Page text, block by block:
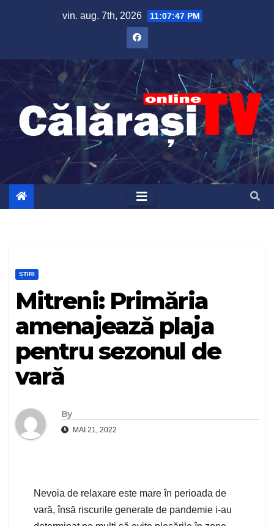
vin. aug. 7th, 2026 11:07:47 PM
ȘTIRI
Mitreni: Primăria
amenajează plaja
pentru sezonul de
vară
By
MAI 21, 2022
Nevoia de relaxare este mare în perioada de
vară, însă riscurile generate de pandemie i-au